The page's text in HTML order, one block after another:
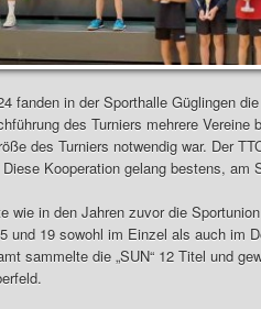
fanden in der Sporthalle Güglingen
des Turniers mehrere
des Turniers notwendig war. Der
Kooperation gelang bestens, am
wie in den Jahren zuvor die
und 19 sowohl im Einzel als auch im
sammelte die „SUN“ 12 Titel und